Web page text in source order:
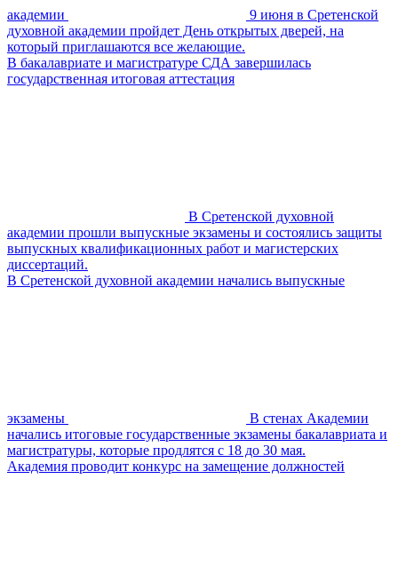
академии
9 июня в Сретенской
духовной академии пройдет День открытых дверей, на
который приглашаются все желающие.
В бакалавриате и магистратуре СДА завершилась
государственная итоговая аттестация
В Сретенской духовной
академии прошли выпускные экзамены и состоялись защиты
выпускных квалификационных работ и магистерских
диссертаций.
В Сретенской духовной академии начались выпускные
экзамены
В стенах Академии
начались итоговые государственные экзамены бакалавриата и
магистратуры, которые продлятся с 18 до 30 мая.
Академия проводит конкурс на замещение должностей